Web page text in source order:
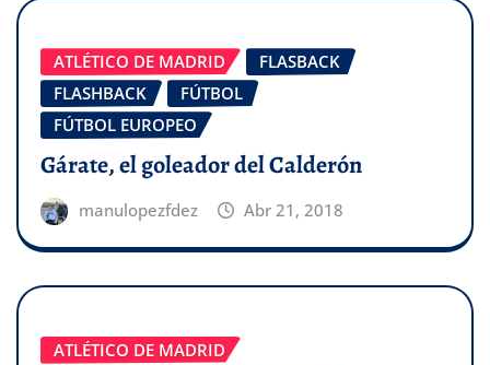
ATLÉTICO DE MADRID
FLASBACK
FLASHBACK
FÚTBOL
FÚTBOL EUROPEO
Gárate, el goleador del Calderón
manulopezfdez Abr 21, 2018
ATLÉTICO DE MADRID